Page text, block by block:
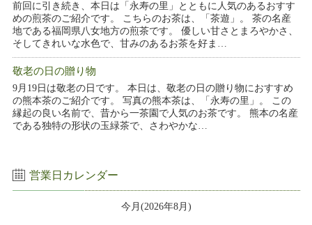
前回に引き続き、本日は「永寿の里」とともに人気のあるおすす
めの煎茶のご紹介です。 こちらのお茶は、「茶遊」。 茶の名産
地である福岡県八女地方の煎茶です。 優しい甘さとまろやかさ、
そしてきれいな水色で、甘みのあるお茶を好ま…
敬老の日の贈り物
9月19日は敬老の日です。 本日は、敬老の日の贈り物におすすめ
の熊本茶のご紹介です。 写真の熊本茶は、「永寿の里」。 この
縁起の良い名前で、昔から一茶園で人気のお茶です。 熊本の名産
である独特の形状の玉緑茶で、さわやかな…
営業日カレンダー
今月(2026年8月)